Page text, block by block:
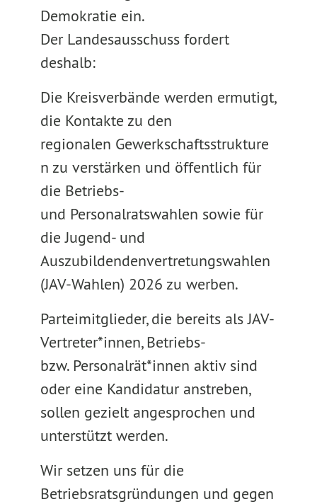
Demokratie ein.
Der Landesausschuss fordert
deshalb:
Die Kreisverbände werden ermutigt,
die Kontakte zu den
regionalen Gewerkschaftsstrukture
n zu verstärken und öffentlich für
die Betriebs-
und Personalratswahlen sowie für
die Jugend- und
Auszubildendenvertretungswahlen
(JAV-Wahlen) 2026 zu werben.
Parteimitglieder, die bereits als JAV-
Vertreter*innen, Betriebs-
bzw. Personalrät*innen aktiv sind
oder eine Kandidatur anstreben,
sollen gezielt angesprochen und
unterstützt werden.
Wir setzen uns für die
Betriebsratsgründungen und gegen